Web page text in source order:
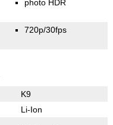
photo HDR
720p/30fps
K9
Li-Ion